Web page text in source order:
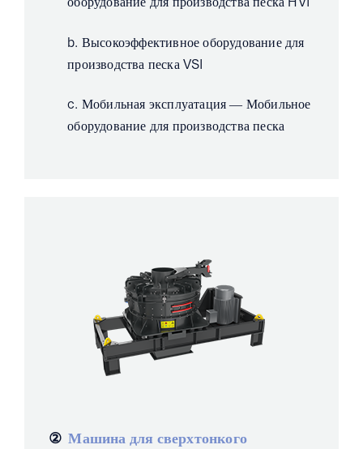
b. Высокоэффективное оборудование для
производства песка VSI
c. Мобильная эксплуатация — Мобильное
оборудование для производства песка
② Машина для сверхтонкого